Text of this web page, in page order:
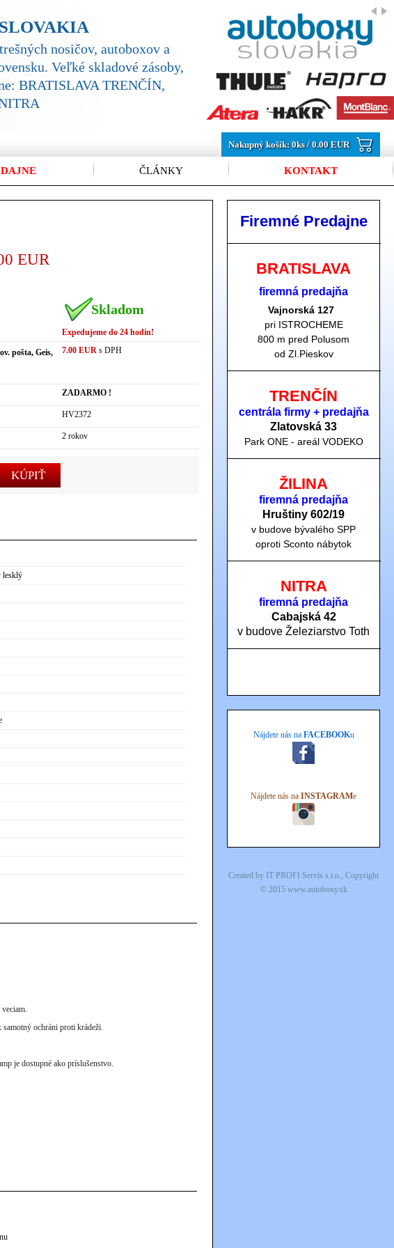
nosičov, autoboxov a
Veľké skladové zásoby,
BRATISLAVA TRENČÍN,
Nakupný košík:0ks /0.00 EUR
ČLÁNKY KONTAKT
EUR
Skladom
Expedujeme do 24 hodín!
pošta, Geis, 7.00 EUR s DPH
ZADARMO !
HV2372
2 rokov
KÚPIŤ
lesklý
samotný ochráni proti krádeži.
je dostupné ako príslušenstvo.
Firemné Predajne
BRATISLAVA
firemná predajňa
Vajnorská 127
pri ISTROCHEME
800 m pred Polusom
od Zl.Pieskov
TRENČÍN
centrála firmy + predajňa
Zlatovská 33
Park ONE - areál VODEKO
ŽILINA
firemná predajňa
Hruštiny 602/19
v budove bývalého SPP
oproti Sconto nábytok
NITRA
firemná predajňa
Cabajská 42
v budove Železiarstvo Toth
Nájdete nás na FACEBOOKu
Nájdete nás na INSTAGRAMe
Created by IT PROFI Servis s.r.o., Copyright
© 2015 www.autoboxy.sk